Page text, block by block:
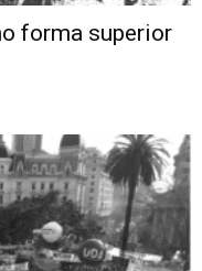
forma superior